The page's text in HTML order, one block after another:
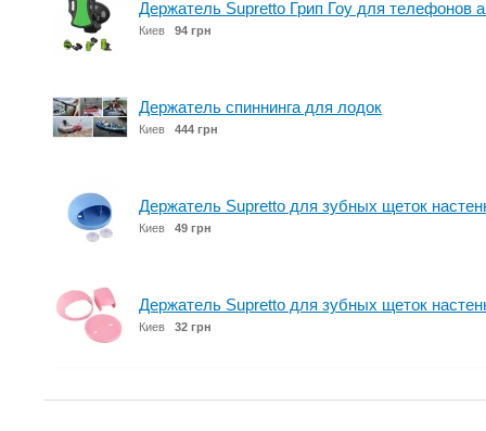
Держатель Supretto Грип Гоу для телефонов
Киев 94 грн
Держатель спиннинга для лодок
Киев 444 грн
Держатель Supretto для зубных щеток
Киев 49 грн
Держатель Supretto для зубных щеток
Киев 32 грн